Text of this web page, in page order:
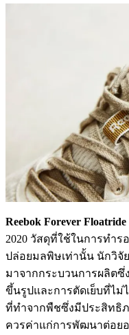
Reebok Forever
2020 วัสดุที่ใช้ในการทำร
ปล่อยมลพิษเท่านั้น นักวิจั
มาจากกระบวนการผลิตซึ่
ขึ้นรูปและการตัดเย็บที่ไม่
ที่ทำจากพืชซึ่งมีประสิทธิภ
ควรค่าแก่การพัฒนาต่อย